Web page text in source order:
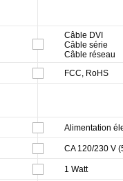
Câble DVI
Câble série
Câble réseau
FCC, RoHS
Alimentation
CA 120/230 V
1 Watt